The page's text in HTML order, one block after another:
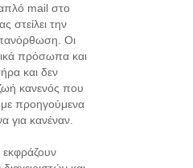
απλό mail στο
στείλει την
Οι
πρόσωπα και
και δεν
κανενός που
προηγούμενα
για κανέναν.